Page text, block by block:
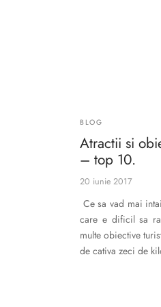
BLOG
Atractii si
– top 10.
20 iunie 2017
Ce sa vad mai
care e dificil sa
multe obiective
de cativa zeci de